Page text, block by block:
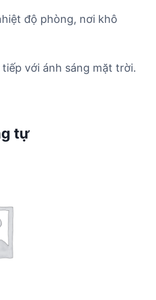
độ phòng, nơi khô
với ánh sáng mặt trời.
tự